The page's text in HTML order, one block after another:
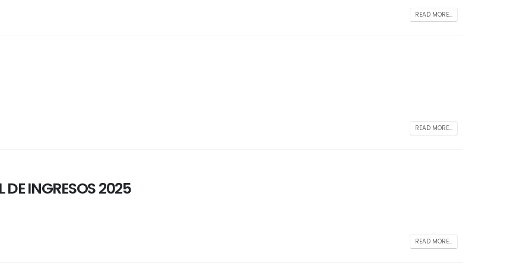
READ MORE...
READ MORE...
DE INGRESOS 2025
READ MORE...